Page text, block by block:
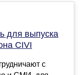
для выпуска
CIVI
с